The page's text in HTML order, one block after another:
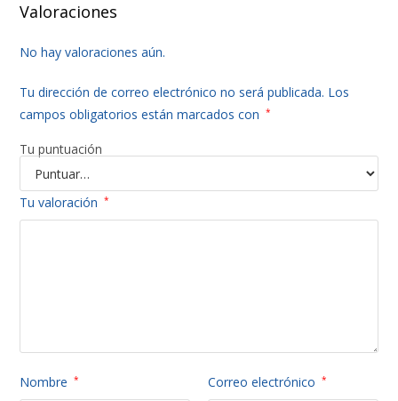
Valoraciones
No hay valoraciones aún.
Tu dirección de correo electrónico no será publicada. Los
campos obligatorios están marcados con
*
Tu puntuación
Tu valoración *
Nombre * Correo electrónico *